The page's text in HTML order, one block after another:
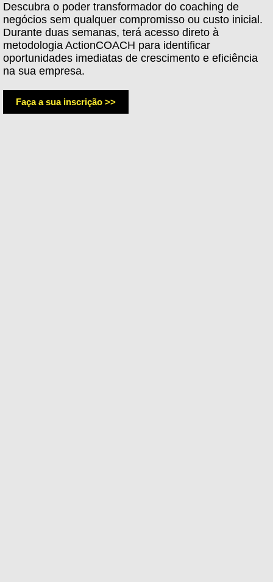
Descubra o poder transformador do coaching de
negócios sem qualquer compromisso ou custo inicial.
Durante duas semanas, terá acesso direto à
metodologia ActionCOACH para identificar
oportunidades imediatas de crescimento e eficiência
na sua empresa.
Faça a sua inscrição >>